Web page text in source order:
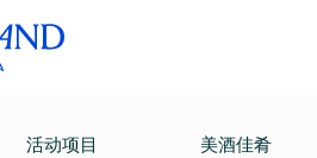
活动项目 美酒佳肴